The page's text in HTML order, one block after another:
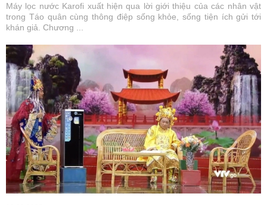
Máy lọc nước Karofi xuất hiện qua lời giới thiệu của các nhân vật
trong Táo quân cùng thông điệp sống khỏe, sống tiện ích gửi tới
khán giả. Chương ...